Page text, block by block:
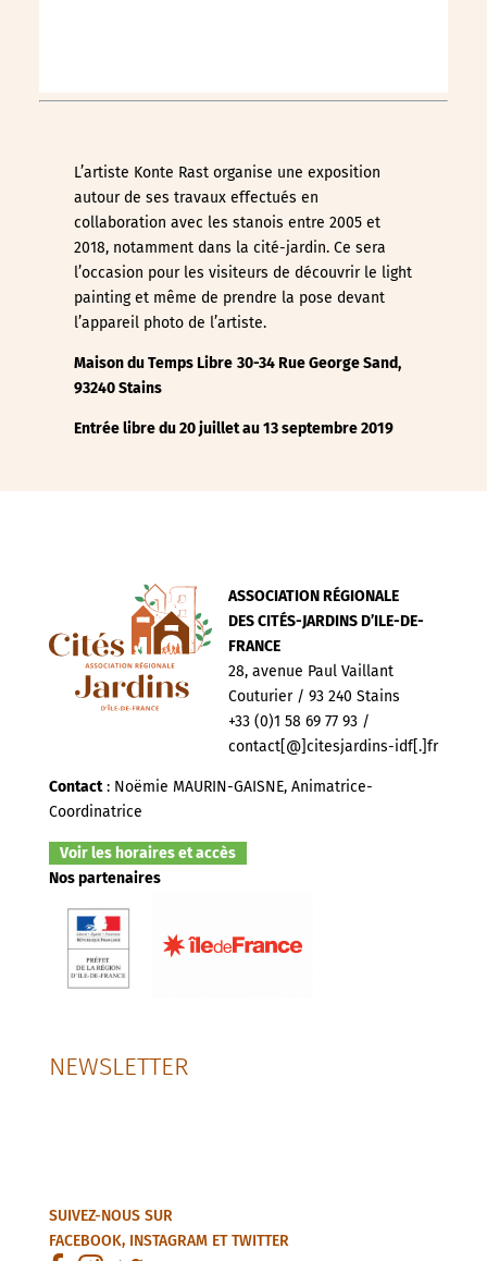
L’artiste Konte Rast organise une exposition
autour de ses travaux effectués en
collaboration avec les stanois entre 2005 et
2018, notamment dans la cité-jardin. Ce sera
l’occasion pour les visiteurs de découvrir le light
painting et même de prendre la pose devant
l’appareil photo de l’artiste.
Maison du Temps Libre 30-34 Rue George Sand,
93240 Stains
Entrée libre du 20 juillet au 13 septembre 2019
ASSOCIATION RÉGIONALE
DES CITÉS-JARDINS D’ILE-DE-
FRANCE
28, avenue Paul Vaillant
Couturier / 93 240 Stains
+33 (0)1 58 69 77 93 /
contact[@]citesjardins-idf[.]fr
Contact: Noëmie MAURIN-GAISNE, Animatrice-
Coordinatrice
Voir les horaires et accès
Nos partenaires
NEWSLETTER
SUIVEZ-NOUS SUR
FACEBOOK, INSTAGRAMETTWITTER